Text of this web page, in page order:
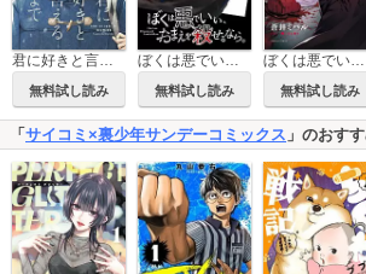
君に好きと言えるまで
無料試し読み
ぼくは悪でいい、おまえを殺せるなら。 【短編】
無料試し読み
ぼくは悪でいい、おまえを殺せるなら。
無料試し読み
「 サイコミ×裏少年サンデーコミックス 」のおす